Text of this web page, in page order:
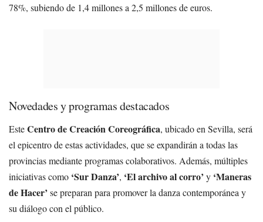
78%, subiendo de 1,4 millones a 2,5 millones de euros.
Novedades y programas destacados
EsteCentro de Creación Coreográfica, ubicado en Sevilla, será
el epicentro de estas actividades, que se expandirán a todas las
provincias mediante programas colaborativos. Además, múltiples
iniciativas como ‘Sur Danza’, ‘El archivo al corro’ y ‘Maneras
de Hacer’ se preparan para promover la danza contemporánea y
su diálogo con el público.